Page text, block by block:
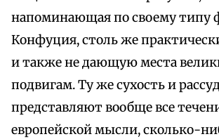
напоминающая по своему
Конфуция, столь же
и также не дающую места
подвигам. Ту же сухость и
представляют вообще все
европейской мысли, сколько-